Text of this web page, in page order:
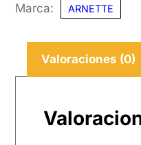
Marca: ARNETTE
Valoraciones (0)